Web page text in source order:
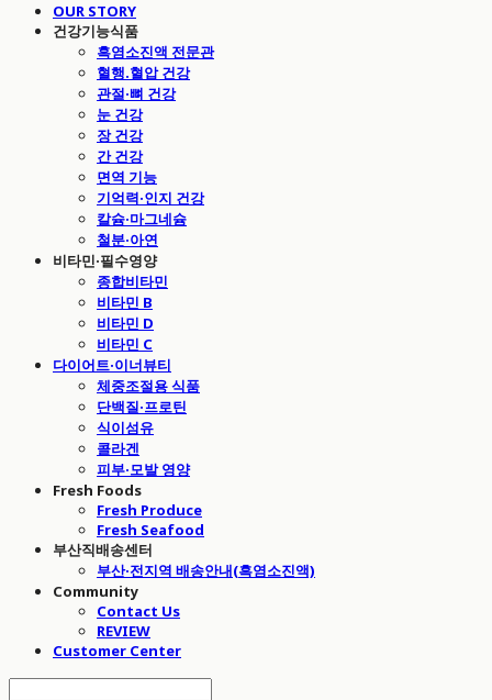
OUR STORY
건강기능식품
흑염소진액 전문관
혈행.혈압 건강
관절·뼈 건강
눈 건강
장 건강
간 건강
면역 기능
기억력·인지 건강
칼슘·마그네슘
철분·아연
비타민·필수영양
종합비타민
비타민 B
비타민 D
비타민 C
다이어트·이너뷰티
체중조절용 식품
단백질·프로틴
식이섬유
콜라겐
피부·모발 영양
Fresh Foods
Fresh Produce
Fresh Seafood
부산직배송센터
부산·전지역 배송안내(흑염소진액)
Community
Contact Us
REVIEW
Customer Center